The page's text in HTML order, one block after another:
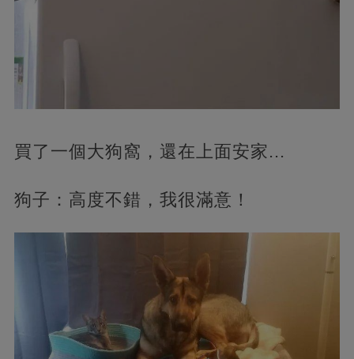
買了一個大狗窩，還在上面安家...
狗子：高度不錯，我很滿意！